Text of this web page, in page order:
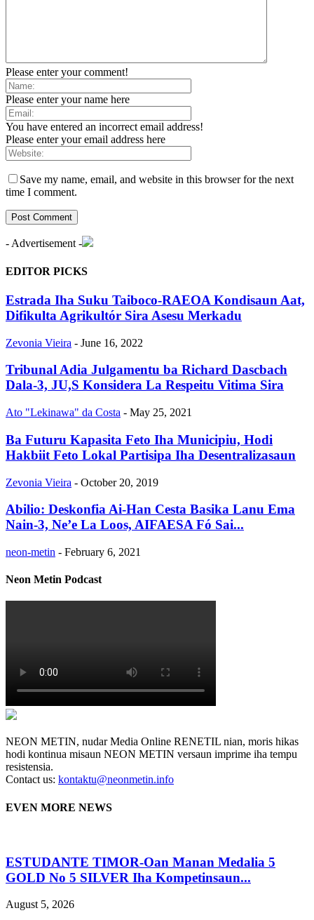
Please enter your comment!
Please enter your name here
You have entered an incorrect email address!
Please enter your email address here
Save my name, email, and website in this browser for the next
time I comment.
- Advertisement -
EDITOR PICKS
Estrada Iha Suku Taiboco-RAEOA Kondisaun Aat,
Difikulta Agrikultór Sira Asesu Merkadu
Zevonia Vieira - June 16, 2022
Tribunal Adia Julgamentu ba Richard Dascbach
Dala-3, JU,S Konsidera La Respeitu Vitima Sira
Ato "Lekinawa" da Costa - May 25, 2021
Ba Futuru Kapasita Feto Iha Municipiu, Hodi
Hakbiit Feto Lokal Partisipa Iha Desentralizasaun
Zevonia Vieira - October 20, 2019
Abilio: Deskonfia Ai-Han Cesta Basika Lanu Ema
Nain-3, Ne’e La Loos, AIFAESA Fó Sai...
neon-metin - February 6, 2021
Neon Metin Podcast
NEON METIN, nudar Media Online RENETIL nian, moris hikas
hodi kontinua misaun NEON METIN versaun imprime iha tempu
resistensia.
Contact us: kontaktu@neonmetin.info
EVEN MORE NEWS
ESTUDANTE TIMOR-Oan Manan Medalia 5
GOLD No 5 SILVER Iha Kompetinsaun...
August 5, 2026